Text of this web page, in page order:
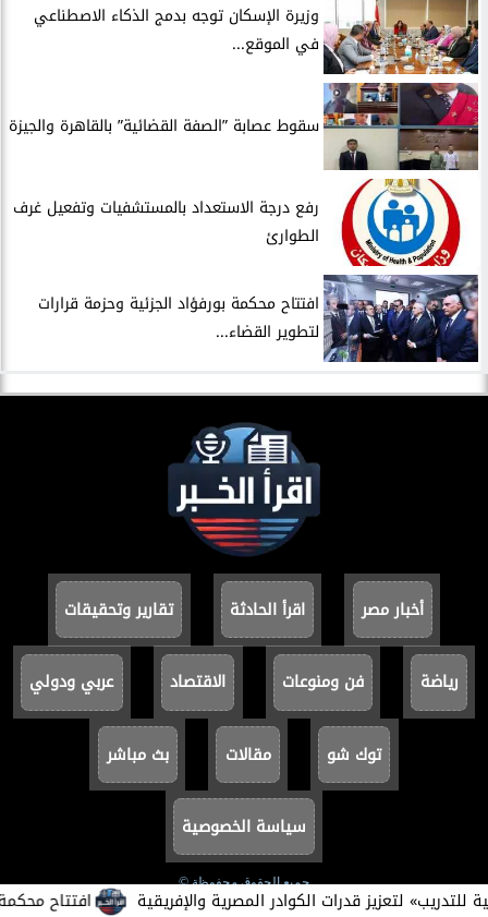
افتتاح محكمة لتعزيز قدرات الكوادر المصرية والإفريقية
​وزيرة الإسكان توجه بدمج الذكاء الاصطناعي
في الموقع...
سقوط عصابة ”الصفة القضائية” بالقاهرة والجيزة
​رفع درجة الاستعداد بالمستشفيات وتفعيل غرف
الطوارئ
افتتاح محكمة بورفؤاد الجزئية وحزمة قرارات
لتطوير القضاء...
أخبار مصر اقرأ الحادثة تقارير وتحقيقات
رياضة فن ومنوعات الاقتصاد عربي ودولي
توك شو مقالات بث مباشر
سياسة الخصوصية
جميع الحقوق محفوظة ©